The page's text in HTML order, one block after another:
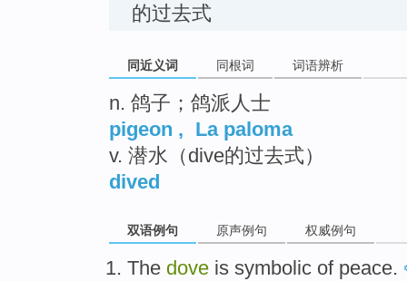
的过去式
同近义词 同根词 词语辨析
n. 鸽子；鸽派人士
pigeon , La paloma
v. 潜水（dive的过去式）
dived
双语例句 原声例句 权威例句
The dove is symbolic of peace.